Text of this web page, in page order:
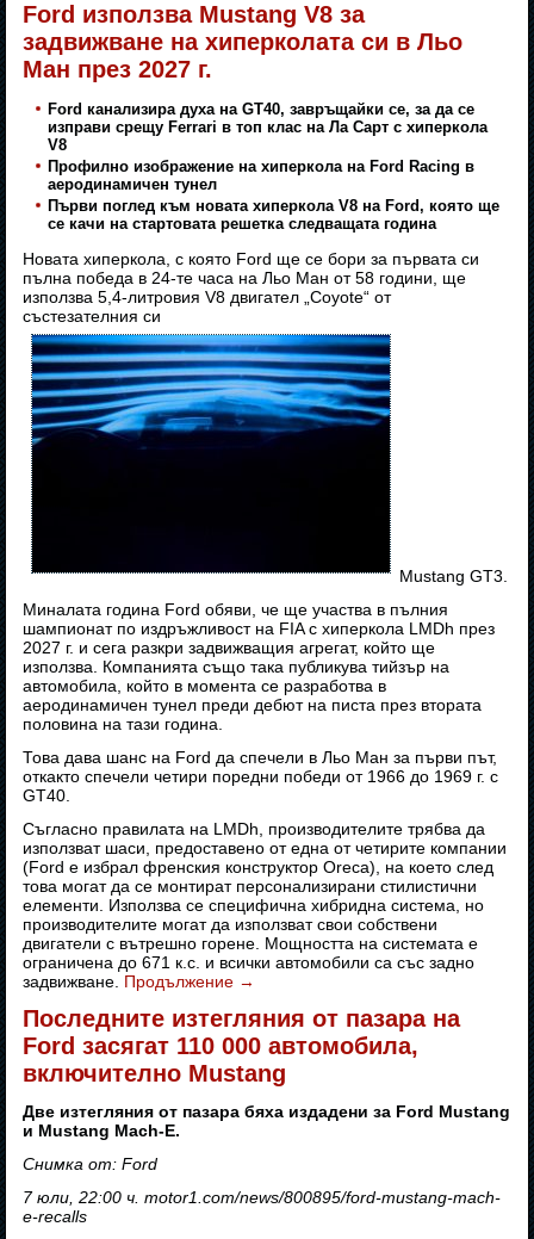
Ford използва Mustang V8 за
задвижване на хиперколата си в Льо
Ман през 2027 г.
Ford канализира духа на GT40, завръщайки се, за да се
изправи срещу Ferrari в топ клас на Ла Сарт с хиперкола
V8
Профилно изображение на хиперкола на Ford Racing в
аеродинамичен тунел
Първи поглед към новата хиперкола V8 на Ford, която ще
се качи на стартовата решетка следващата година
Новата хиперкола, с която Ford ще се бори за първата си
пълна победа в 24-те часа на Льо Ман от 58 години, ще
използва 5,4-литровия V8 двигател „Coyote“ от
състезателния си
Mustang GT3.
Миналата година Ford обяви, че ще участва в пълния
шампионат по издръжливост на FIA с хиперкола LMDh през
2027 г. и сега разкри задвижващия агрегат, който ще
използва. Компанията също така публикува тийзър на
автомобила, който в момента се разработва в
аеродинамичен тунел преди дебют на писта през втората
половина на тази година.
Това дава шанс на Ford да спечели в Льо Ман за първи път,
откакто спечели четири поредни победи от 1966 до 1969 г. с
GT40.
Съгласно правилата на LMDh, производителите трябва да
използват шаси, предоставено от една от четирите компании
(Ford е избрал френския конструктор Oreca), на което след
това могат да се монтират персонализирани стилистични
елементи. Използва се специфична хибридна система, но
производителите могат да използват свои собствени
двигатели с вътрешно горене. Мощността на системата е
ограничена до 671 к.с. и всички автомобили са със задно
задвижване. Продължение →
Последните изтегляния от пазара на
Ford засягат 110 000 автомобила,
включително Mustang
Две изтегляния от пазара бяха издадени за Ford Mustang
и Mustang Mach-E.
Снимка от: Ford
7 юли, 22:00 ч. motor1.com/news/800895/ford-mustang-mach-
e-recalls